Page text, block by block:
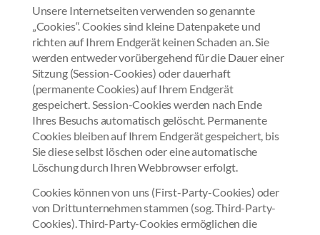
Unsere Internetseiten verwenden so genannte
„Cookies“. Cookies sind kleine Datenpakete und
richten auf Ihrem Endgerät keinen Schaden an. Sie
werden entweder vorübergehend für die Dauer einer
Sitzung (Session-Cookies) oder dauerhaft
(permanente Cookies) auf Ihrem Endgerät
gespeichert. Session-Cookies werden nach Ende
Ihres Besuchs automatisch gelöscht. Permanente
Cookies bleiben auf Ihrem Endgerät gespeichert, bis
Sie diese selbst löschen oder eine automatische
Löschung durch Ihren Webbrowser erfolgt.
Cookies können von uns (First-Party-Cookies) oder
von Drittunternehmen stammen (sog. Third-Party-
Cookies). Third-Party-Cookies ermöglichen die